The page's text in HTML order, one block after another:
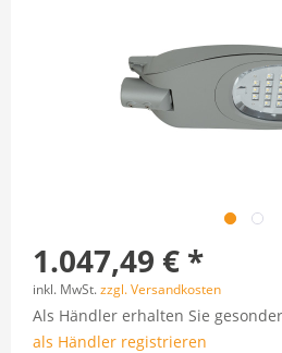
1.047,49 € *
inkl. MwSt.zzgl. Versandkosten
Als Händler erhalten Sie
als Händler registrieren